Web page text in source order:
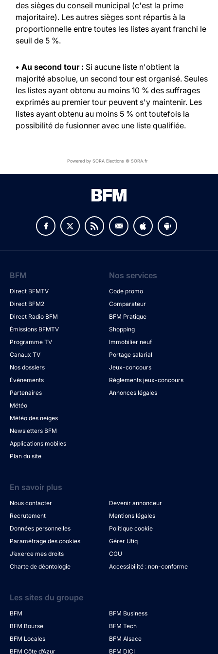
des sièges du conseil municipal (c'est la prime
majoritaire). Les autres sièges sont répartis à la
proportionnelle entre toutes les listes ayant franchi le
seuil de 5 %.
• Au second tour : Si aucune liste n'obtient la
majorité absolue, un second tour est organisé. Seules
les listes ayant obtenu au moins 10 % des suffrages
exprimés au premier tour peuvent s'y maintenir. Les
listes ayant obtenu au moins 5 % ont toutefois la
possibilité de fusionner avec une liste qualifiée.
Powered by SORA Elections © SORA.fr
BFM
Direct BFMTV
Direct BFM2
Direct Radio BFM
Émissions BFMTV
Programme TV
Canaux TV
Nos dossiers
Évènements
Partenaires
Météo
Météo des neiges
Newsletters BFM
Applications mobiles
Plan du site
Nos services
Code promo
Comparateur
BFM Pratique
Shopping
Immobilier neuf
Portage salarial
Jeux-concours
Règlements jeux-concours
Annonces légales
En savoir plus
Nous contacter
Devenir annonceur
Recrutement
Mentions légales
Données personnelles
Politique cookie
Paramétrage des cookies
Gérer Utiq
J’exerce mes droits
CGU
Charte de déontologie
Accessibilité : non-conforme
Les sites du groupe
BFM
BFM Business
BFM Bourse
BFM Tech
BFM Locales
BFM Alsace
BFM Côte d’Azur
BFM DICI